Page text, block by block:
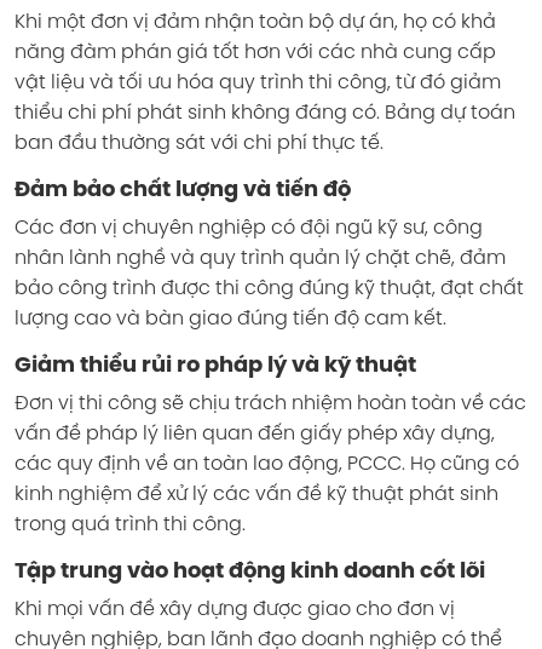
Khi một đơn vị đảm nhận toàn bộ dự án, họ có khả
năng đàm phán giá tốt hơn với các nhà cung cấp
vật liệu và tối ưu hóa quy trình thi công, từ đó giảm
thiểu chi phí phát sinh không đáng có. Bảng dự toán
ban đầu thường sát với chi phí thực tế.
Đảm bảo chất lượng và tiến độ
Các đơn vị chuyên nghiệp có đội ngũ kỹ sư, công
nhân lành nghề và quy trình quản lý chặt chẽ, đảm
bảo công trình được thi công đúng kỹ thuật, đạt chất
lượng cao và bàn giao đúng tiến độ cam kết.
Giảm thiểu rủi ro pháp lý và kỹ thuật
Đơn vị thi công sẽ chịu trách nhiệm hoàn toàn về các
vấn đề pháp lý liên quan đến giấy phép xây dựng,
các quy định về an toàn lao động, PCCC. Họ cũng có
kinh nghiệm để xử lý các vấn đề kỹ thuật phát sinh
trong quá trình thi công.
Tập trung vào hoạt động kinh doanh cốt lõi
Khi mọi vấn đề xây dựng được giao cho đơn vị
chuyên nghiệp, ban lãnh đạo doanh nghiệp có thể